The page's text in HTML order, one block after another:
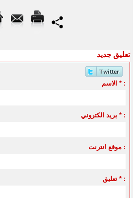
تعليق جديد
الاسم * :
بريد الكتروني * :
موقع انترنت :
تعليق * :